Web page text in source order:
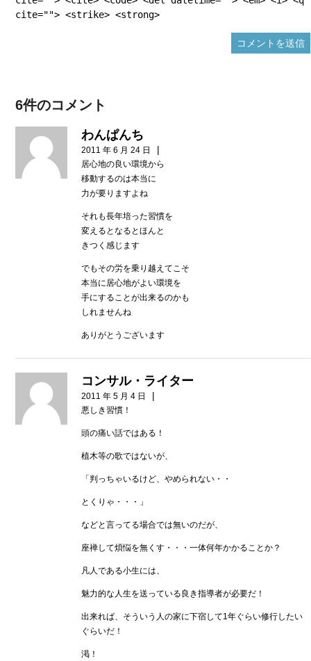
cite=""> <strike> <strong>
6件のコメント
わんぱんち
2011 年 6 月 24 日 |
居心地の良い環境から
移動するのは本当に
力が要りますよね
それも長年培った習慣を
変えるとなるとほんと
きつく感じます
でもその労を乗り越えてこそ
本当に居心地がよい環境を
手にすることが出来るのかも
しれませんね
ありがとうございます
コンサル・ライター
2011 年 5 月 4 日 |
悪しき習慣！
頭の痛い話ではある！
植木等の歌ではないが、
「判っちゃいるけど、やめられない・・
とくりゃ・・・」
などと言ってる場合では無いのだが、
座禅して煩悩を無くす・・・一体何年かかることか？
凡人である小生には、
魅力的な人生を送っている良き指導者が必要だ！
出来れば、そういう人の家に下宿して1年ぐらい修行したい
ぐらいだ！
渇！